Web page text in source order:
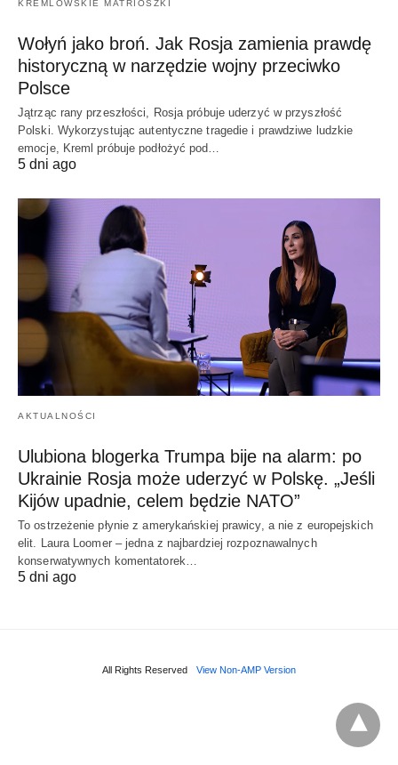
KREMLOWSKIE MATRIOSZKI
Wołyń jako broń. Jak Rosja zamienia prawdę
historyczną w narzędzie wojny przeciwko
Polsce
Jątrząc rany przeszłości, Rosja próbuje uderzyć w przyszłość
Polski. Wykorzystując autentyczne tragedie i prawdziwe ludzkie
emocje, Kreml próbuje podłożyć pod…
5 dni ago
AKTUALNOŚCI
Ulubiona blogerka Trumpa bije na alarm: po
Ukrainie Rosja może uderzyć w Polskę. „Jeśli
Kijów upadnie, celem będzie NATO”
To ostrzeżenie płynie z amerykańskiej prawicy, a nie z europejskich
elit. Laura Loomer – jedna z najbardziej rozpoznawalnych
konserwatywnych komentatorek…
5 dni ago
All Rights Reserved View Non-AMP Version